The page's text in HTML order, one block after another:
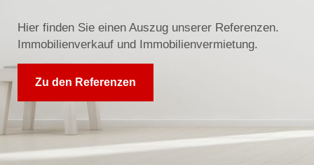
Hier finden Sie einen Auszug unserer Referenzen.
Immobilienverkauf und Immobilienvermietung.
Zu den Referenzen